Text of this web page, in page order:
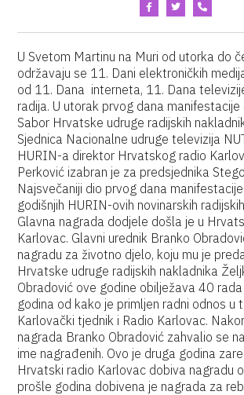
U Svetom Martinu na Muri od utorka do
održavaju se 11. Dani elektroničkih
od 11. Dana interneta, 11. Dana
radija. U utorak prvog dana manifestacije
Sabor Hrvatske udruge radijskih
Sjednica Nacionalne udruge televizija
HURIN-a direktor Hrvatskog radio
Perković izabran je za predsjednika
Najsvečaniji dio prvog dana
godišnjih HURIN-ovih novinarskih
Glavna nagrada dodjele došla je u
Karlovac. Glavni urednik Branko
nagradu za životno djelo, koju mu je
Hrvatske udruge radijskih nakladnika
Obradović ove godine obilježava 40
godina od kako je primljen radni odnos u
Karlovački tjednik i Radio Karlovac.
nagrada Branko Obradović zahvalio se
ime nagrađenih. Ovo je druga godina
Hrvatski radio Karlovac dobiva nagradu
prošle godina dobivena je nagrada za